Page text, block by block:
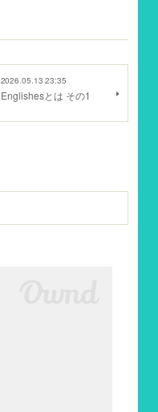
2026.05.13 23:35
Englishesとは その1